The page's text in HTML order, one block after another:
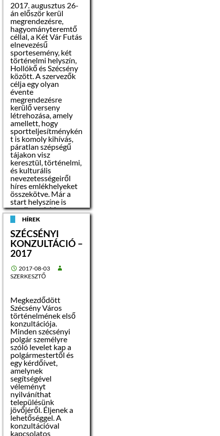
2017. augusztus 26-
án először kerül
megrendezésre,
hagyományteremtő
céllal, a Két Vár Futás
elnevezésű
sportesemény, két
történelmi helyszín,
Hollókő és Szécsény
között. A szervezők
célja egy olyan
évente
megrendezésre
kerülő verseny
létrehozása, amely
amellett, hogy
sportteljesítménykén
t is komoly kihívás,
páratlan szépségű
tájakon visz
keresztül, történelmi,
és kulturális
nevezetességeiről
híres emlékhelyeket
összekötve. Már a
start helyszíne is
rendhagyó, hiszen a
Világörökség részét
képező Hollókői
Ófaluból indulnak a
résztvevők, a kijelölt
versenyútvonal nagy
része pedig a hollókői
tájvédelmi
körzeteken keresztül
és mellett vezet a
lankáin. A versenyzők
Szécsény történelmi
belvárosában
fordulnak vissza a cél
felé, a hollókői
várhoz. Szécsény vára
volt a törökdúlások
idején a magyar
végvárrendszer
központja, innen
irányították a magyar
csapatok és az
európai
zsoldosseregek
hadműveleteit. E
város még a Rákóczi-
szabadságharc miatt
nevezetes, hiszen
HÍREK
SZÉCSÉNYI
KONZULTÁCIÓ –
2017
2017-08-03
SZERKESZTŐ
Megkezdődött
Szécsény Város
történelmének első
konzultációja.
Minden szécsényi
polgár személyre
szóló levelet kap a
polgármestertől és
egy kérdőívet,
amelynek
segítségével
véleményt
nyilváníthat
településünk
jövőjéről. Éljenek a
lehetőséggel. A
konzultációval
kapcsolatos